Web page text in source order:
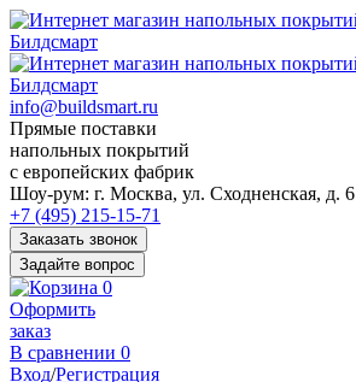
info@buildsmart.ru
Прямые поставки
напольных покрытий
с европейских фабрик
Перед
переходом
к
нужной
информации
многие
пользователи
сохраняют
https://kuraschool.ru/
Шоу-рум: г. Москва, ул. Сходненская, д. 6
+7 (495) 215-15-71
Заказать звонок
Задайте вопрос
0
Оформить
заказ
В сравнении 0
Вход/Регистрация